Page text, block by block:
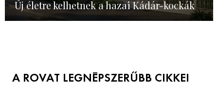
Új életre kelhetnek a hazai Kádár-kockák
A ROVAT LEGNÉPSZERŰBB CIKKEI